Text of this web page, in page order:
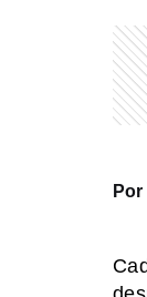
Por